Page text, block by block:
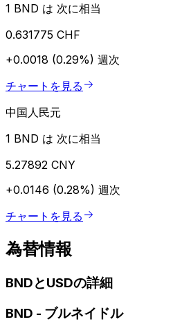
1 BND は 次に相当
0.631775 CHF
+0.0018 (0.29%) 週次
チャートを見る
中国人民元
1 BND は 次に相当
5.27892 CNY
+0.0146 (0.28%) 週次
チャートを見る
為替情報
BNDとUSDの詳細
BND - ブルネイドル